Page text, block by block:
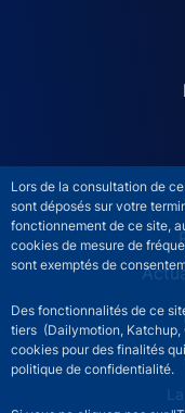
Lors de la consultation de
sont déposés sur votre
fonctionnement de ce site,
cookies de mesure de
sont exemptés de
Des fonctionnalités de ce
tiers (Dailymotion, Katchup,
cookies pour des finalités
politique de confidentialité.
ACPR
ACPR footer